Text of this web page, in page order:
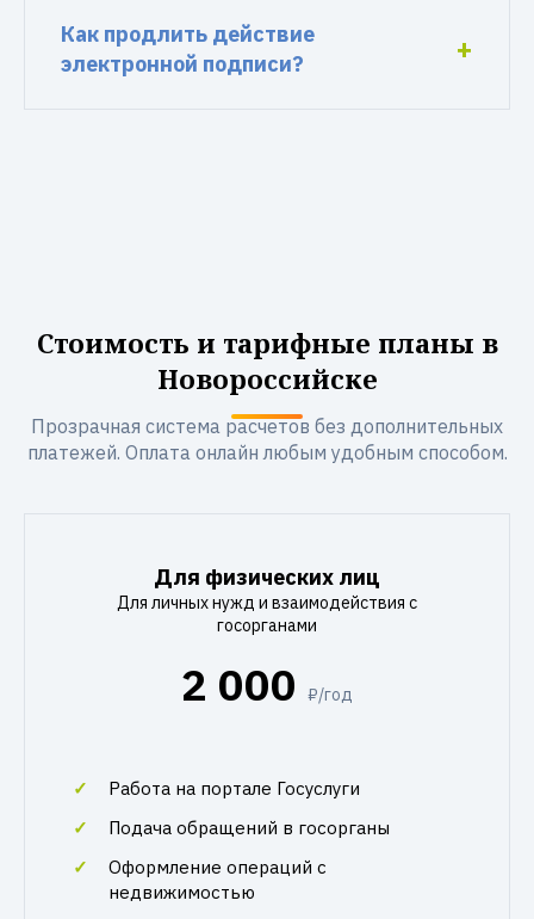
Как продлить действие
электронной подписи?
Стоимость и тарифные планы в
Новороссийске
Прозрачная система расчетов без дополнительных
платежей. Оплата онлайн любым удобным способом.
Для физических лиц
Для личных нужд и взаимодействия с
госорганами
2 000 ₽/год
Работа на портале Госуслуги
Подача обращений в госорганы
Оформление операций с
недвижимостью